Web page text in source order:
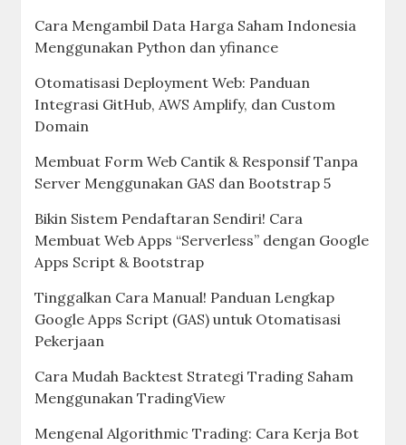
Cara Mengambil Data Harga Saham Indonesia
Menggunakan Python dan yfinance
Otomatisasi Deployment Web: Panduan
Integrasi GitHub, AWS Amplify, dan Custom
Domain
Membuat Form Web Cantik & Responsif Tanpa
Server Menggunakan GAS dan Bootstrap 5
Bikin Sistem Pendaftaran Sendiri! Cara
Membuat Web Apps “Serverless” dengan Google
Apps Script & Bootstrap
Tinggalkan Cara Manual! Panduan Lengkap
Google Apps Script (GAS) untuk Otomatisasi
Pekerjaan
Cara Mudah Backtest Strategi Trading Saham
Menggunakan TradingView
Mengenal Algorithmic Trading: Cara Kerja Bot